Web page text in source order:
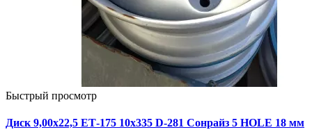
Быстрый просмотр
Диск 9,00х22,5 ЕТ-175 10х335 D-281 Сонрайз 5 HOLE 18 мм